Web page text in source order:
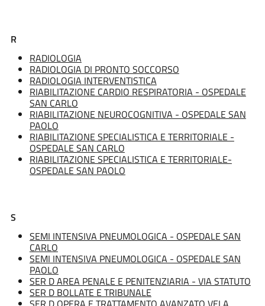
R
RADIOLOGIA
RADIOLOGIA DI PRONTO SOCCORSO
RADIOLOGIA INTERVENTISTICA
RIABILITAZIONE CARDIO RESPIRATORIA - OSPEDALE
SAN CARLO
RIABILITAZIONE NEUROCOGNITIVA - OSPEDALE SAN
PAOLO
RIABILITAZIONE SPECIALISTICA E TERRITORIALE -
OSPEDALE SAN CARLO
RIABILITAZIONE SPECIALISTICA E TERRITORIALE-
OSPEDALE SAN PAOLO
S
SEMI INTENSIVA PNEUMOLOGICA - OSPEDALE SAN
CARLO
SEMI INTENSIVA PNEUMOLOGICA - OSPEDALE SAN
PAOLO
SER D AREA PENALE E PENITENZIARIA - VIA STATUTO
SER D BOLLATE E TRIBUNALE